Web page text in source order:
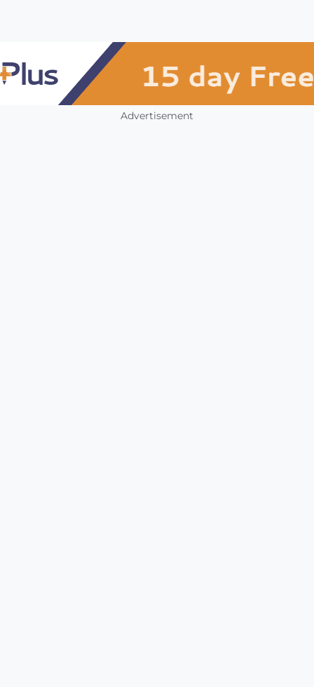
Advertisement